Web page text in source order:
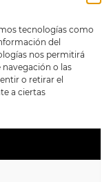
tecnologías como
del
nos permitirá
o las
o retirar el
a ciertas
PREVENTAS